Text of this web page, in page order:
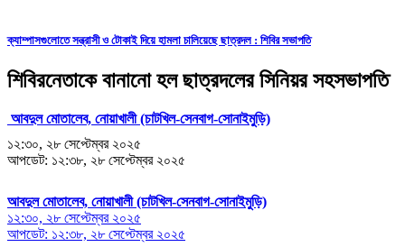
ক্যাম্পাসগুলোতে সন্ত্রাসী ও টোকাই দিয়ে হামলা চালিয়েছে ছাত্রদল : শিবির সভাপতি
শিবিরনেতাকে বানানো হল ছাত্রদলের সিনিয়র সহসভাপতি
আবদুল মোতালেব, নোয়াখালী (চাটখিল-সেনবাগ-সোনাইমুড়ি)
১২:৩০, ২৮ সেপ্টেম্বর ২০২৫
আপডেট: ১২:৩৮, ২৮ সেপ্টেম্বর ২০২৫
আবদুল মোতালেব, নোয়াখালী (চাটখিল-সেনবাগ-সোনাইমুড়ি)
১২:৩০, ২৮ সেপ্টেম্বর ২০২৫
আপডেট: ১২:৩৮, ২৮ সেপ্টেম্বর ২০২৫